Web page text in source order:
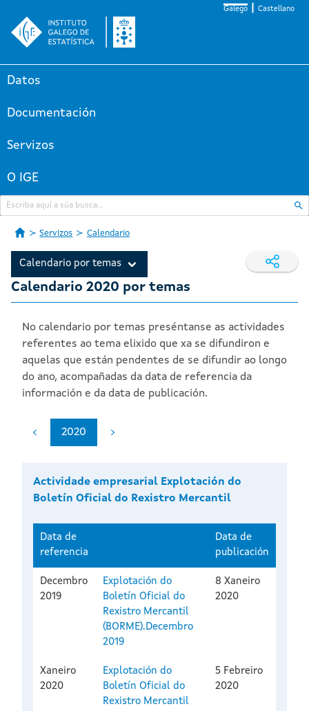
Galego Castellano
Datos
Documentación
Servizos
O IGE
Servizos Calendario
Calendario por temas
Calendario 2020 por temas
No calendario por temas preséntanse as actividades
referentes ao tema elixido que xa se difundiron e
aquelas que están pendentes de se difundir ao longo
do ano, acompañadas da data de referencia da
información e da data de publicación.
2020
Actividade empresarial Explotación do
Boletín Oficial do Rexistro Mercantil
Data de
referencia
Data de
publicación
Decembro
2019
Explotación do
Boletín Oficial do
Rexistro Mercantil
(BORME).Decembro
2019
8 Xaneiro
2020
Xaneiro
2020
Explotación do
Boletín Oficial do
Rexistro Mercantil
5 Febreiro
2020